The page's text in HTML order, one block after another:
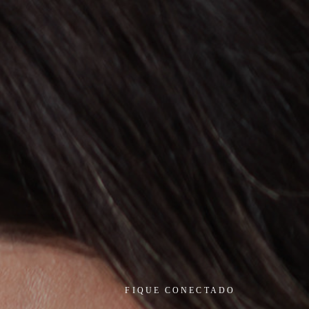
FIQUE CONECTADO